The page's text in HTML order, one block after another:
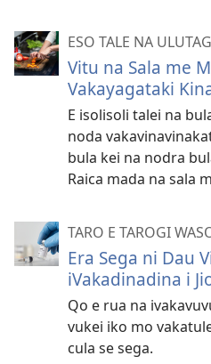
ESO TALE NA
Vitu na Sala me
Vakayagataki
E isolisoli talei na
noda
bula kei na nodra
Raica mada na sala
TARO E TAROGI
Era Sega ni Dau
iVakadinadina i
Qo e rua na
vukei iko mo
cula se sega.